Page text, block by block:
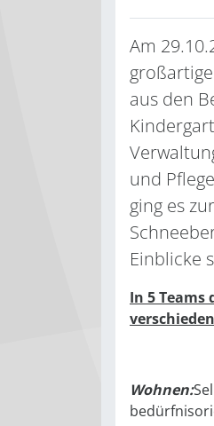
Am
aus den
und
ging es
Einblicke
In 5
Wohnen: